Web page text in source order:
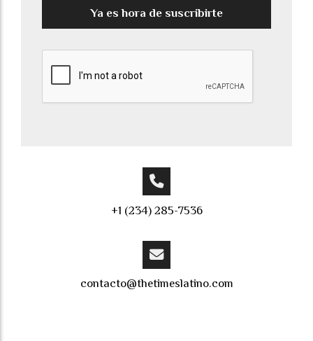
Ya es hora de suscribirte
+1 (234) 285-7536
contacto@thetimeslatino.com